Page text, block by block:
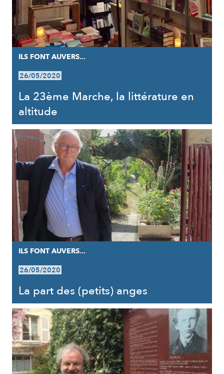
ILS FONT AUVERS...
26/05/2020
La 23ème Marche, la littérature en
altitude
ILS FONT AUVERS...
26/05/2020
La part des (petits) anges